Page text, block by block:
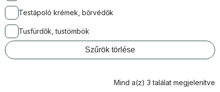
Testápoló krémek, bőrvédők
Tusfürdők, tustömbök
Mind a(z) 3 találat megjelenítve